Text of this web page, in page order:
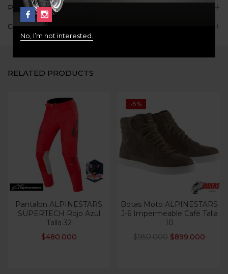
Políticas de la tienda
Consultas
RELATED PRODUCTS
Pantalon ALPINESTARS
SUPERTECH Rojo Azul
Talla 32
$480.000
-5%
Botas Moto ALPINESTARS
J-6 Impermeable Café Talla
10
$950.000 $899.000
No, I’m not interested.